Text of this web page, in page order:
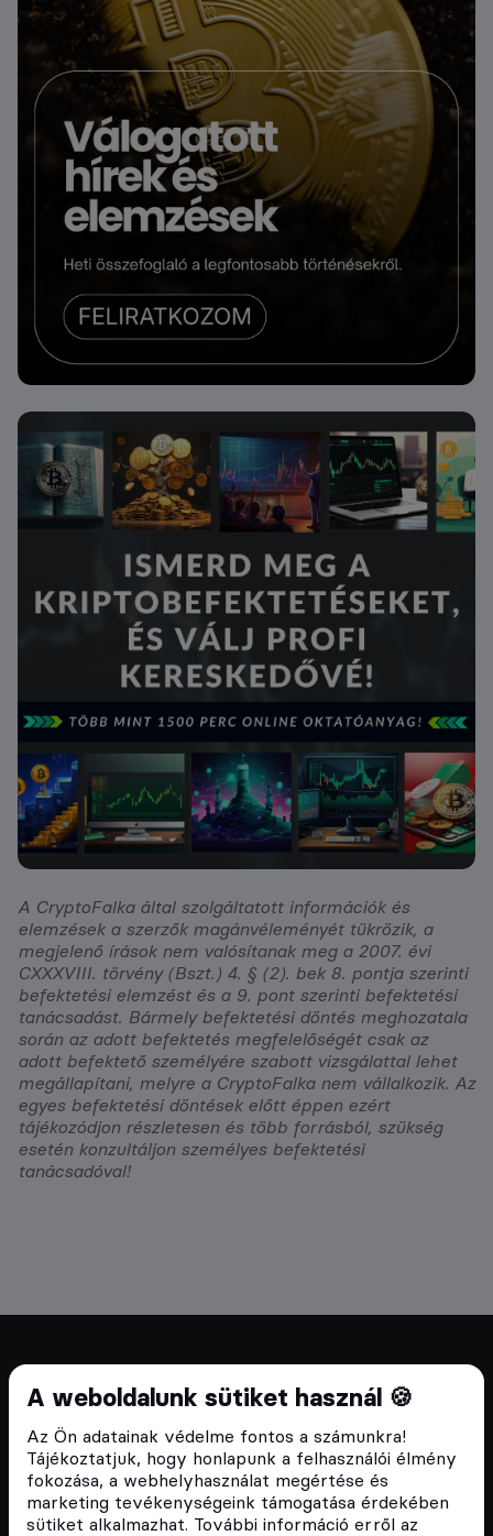
A weboldalunk sütiket használ 🍪
Az Ön adatainak védelme fontos a számunkra!
Tájékoztatjuk, hogy honlapunk a felhasználói élmény
fokozása, a webhelyhasználat megértése és
marketing tevékenységeink támogatása érdekében
sütiket alkalmazhat. További információ erről az
A CryptoFalka által szolgáltatott információk és
elemzések a szerzők magánvéleményét tükrözik, a
megjelenő írások nem valósítanak meg a 2007. évi
CXXXVIII. törvény (Bszt.) 4. § (2). bek 8. pontja szerinti
befektetési elemzést és a 9. pont szerinti befektetési
tanácsadást. Bármely befektetési döntés meghozatala
során az adott befektetés megfelelőségét csak az
adott befektető személyére szabott vizsgálattal lehet
megállapítani, melyre a CryptoFalka nem vállalkozik. Az
egyes befektetési döntések előtt éppen ezért
tájékozódjon részletesen és több forrásból, szükség
esetén konzultáljon személyes befektetési
tanácsadóval!
Cryptofalka 2018 óta
Szívünkön viseljük a blokklánc technológia
népszerűsítését Magyarországon, ezért 2018 óta a
Cryptofalka célja, hogy biztosítsa a hazai közösség
és vállalatok digitális oktatását és fejlődését.